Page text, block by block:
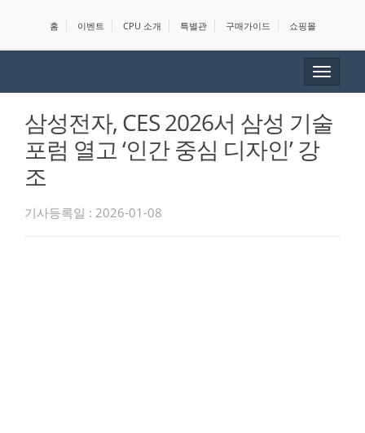
홈 이벤트 CPU 소개 특별관 구매가이드 쇼핑몰
Toggle
삼성전자, CES 2026서 삼성 기술
포럼 열고 ‘인간 중심 디자인’ 강
조
기사등록일 : 2026-01-08